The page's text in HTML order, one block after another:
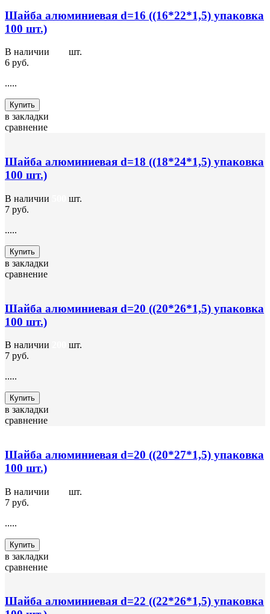
Шайба алюминиевая d=16 ((16*22*1,5) упаковка
100 шт.)
В наличии
шт.
6 руб.
.....
Купить
в закладки
сравнение
Шайба алюминиевая d=18 ((18*24*1,5) упаковка
100 шт.)
В наличии
шт.
7 руб.
.....
Купить
в закладки
сравнение
Шайба алюминиевая d=20 ((20*26*1,5) упаковка
100 шт.)
В наличии
шт.
7 руб.
.....
Купить
в закладки
сравнение
Шайба алюминиевая d=20 ((20*27*1,5) упаковка
100 шт.)
В наличии
шт.
7 руб.
.....
Купить
в закладки
сравнение
Шайба алюминиевая d=22 ((22*26*1,5) упаковка